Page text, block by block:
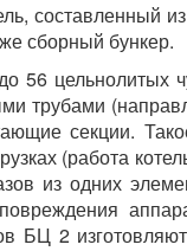
составленный
сборный бункер.
цельнолитых
трубами
секции.
(работа
из одних
БЦ 2